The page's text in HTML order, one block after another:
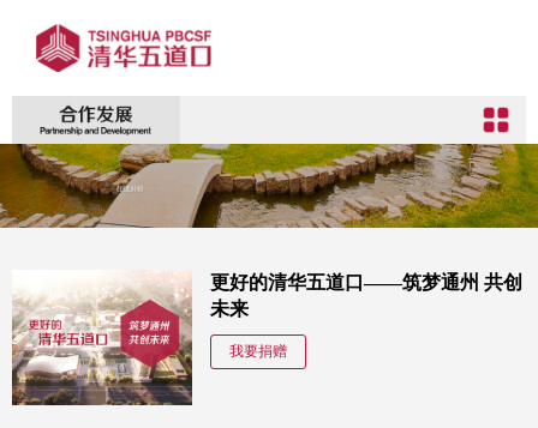
更好的清华五道口——筑梦通州 共创
未来
我要捐赠